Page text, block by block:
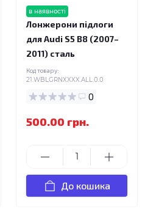
в наявності
Лонжерони підлоги
для Audi S5 B8 (2007–
2011) сталь
Код товару:
21.WBLGRNXXXX.ALL.0.0
0
500.00 грн.
До кошика